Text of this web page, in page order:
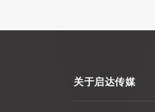
关于启达传媒